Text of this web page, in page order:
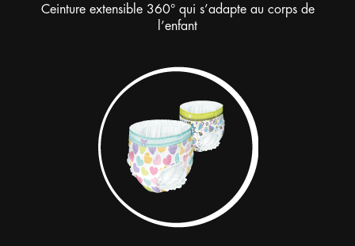
Ceinture extensible 360° qui s’adapte au corps de
l’enfant